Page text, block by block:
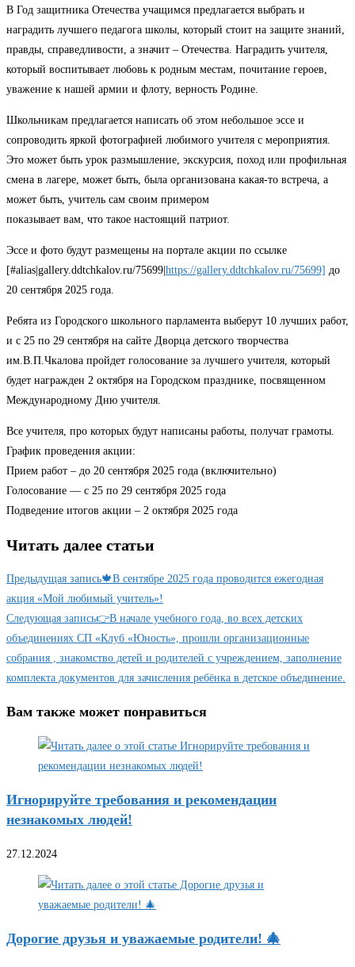
В Год защитника Отечества учащимся предлагается выбрать и
наградить лучшего педагога школы, который стоит на защите знаний,
правды, справедливости, а значит – Отечества. Наградить учителя,
который воспитывает любовь к родным местам, почитание героев,
уважение к нашей армии и флоту, верность Родине.
Школьникам предлагается написать об этом небольшое эссе и
сопроводить яркой фотографией любимого учителя с мероприятия.
Это может быть урок размышление, экскурсия, поход или профильная
смена в лагере, может быть, была организована какая-то встреча, а
может быть, учитель сам своим примером
показывает вам, что такое настоящий патриот.
Эссе и фото будут размещены на портале акции по ссылке
[#alias|gallery.ddtchkalov.ru/75699| https://gallery.ddtchkalov.ru/75699] до
20 сентября 2025 года.
Ребята из Городского школьного парламента выберут 10 лучших работ,
и с 25 по 29 сентября на сайте Дворца детского творчества
им.В.П.Чкалова пройдет голосование за лучшего учителя, который
будет награжден 2 октября на Городском празднике, посвященном
Международному Дню учителя.
Все учителя, про которых будут написаны работы, получат грамоты.
График проведения акции:
Прием работ – до 20 сентября 2025 года (включительно)
Голосование — с 25 по 29 сентября 2025 года
Подведение итогов акции – 2 октября 2025 года
Читать далее статьи
Предыдущая запись🍁В сентябре 2025 года проводится ежегодная
акция «Мой любимый учитель»!
Следующая запись👉В начале учебного года, во всех детских
объединениях СП «Клуб «Юность», прошли организационные
собрания , знакомство детей и родителей с учреждением, заполнение
комплекта документов для зачисления ребёнка в детское объединение.
Вам также может понравиться
Игнорируйте требования и рекомендации
незнакомых людей!
27.12.2024
Дорогие друзья и уважаемые родители! 🎄